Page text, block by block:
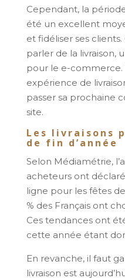
Cependant, la
été un excellent
et fidéliser ses
parler de la livraison,
pour le e-commerce.
expérience de
passer sa prochaine
site.
Les livraisons
de fin d’année
Selon Médiamétrie,
acheteurs ont
ligne pour les fêtes
% des Français ont
Ces tendances ont
cette année étant
En revanche, il faut
livraison est